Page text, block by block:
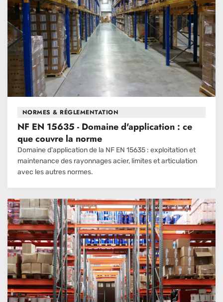
NORMES & RÉGLEMENTATION
NF EN 15635 - Domaine d'application : ce
que couvre la norme
Domaine d'application de la NF EN 15635 : exploitation et
maintenance des rayonnages acier, limites et articulation
avec les autres normes.